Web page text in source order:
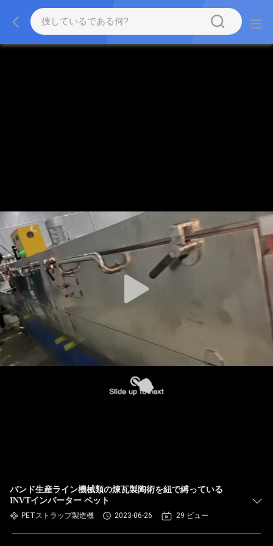
バンド生産ライン機械類の煉瓦製陶術を紐で縛っている
INVTインバーター ペット
PETストラップ製造機 2023-06-26 29 ビュー